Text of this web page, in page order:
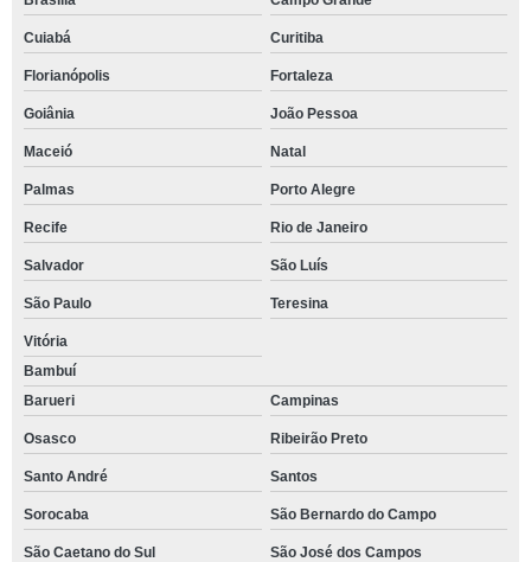
Cuiabá Curitiba
Florianópolis Fortaleza
Goiânia João Pessoa
Maceió Natal
Palmas Porto Alegre
Recife Rio de Janeiro
Salvador São Luís
São Paulo Teresina
Vitória
Bambuí
Barueri
Campinas
Osasco Ribeirão Preto
Santo André Santos
Sorocaba São Bernardo do Campo
São Caetano do Sul
São José dos Campos